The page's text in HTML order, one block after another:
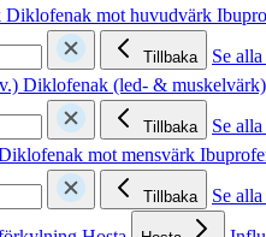
Diklofenak mot huvudvärk
Tillbaka
Se
Diklofenak (led- & muskelvärk)
Tillbaka
Se
mot mensvärk
Tillbaka
Se